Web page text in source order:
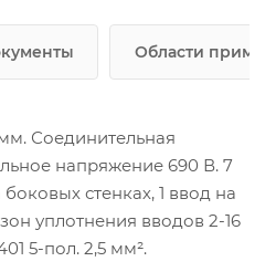
Области
Соединительная
напряжение 690 В. 7
стенках, 1 ввод на
уплотнения вводов 2-16
5-пол. 2,5 мм².